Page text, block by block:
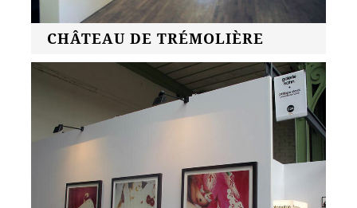
CHÂTEAU DE TRÉMOLIÈRE